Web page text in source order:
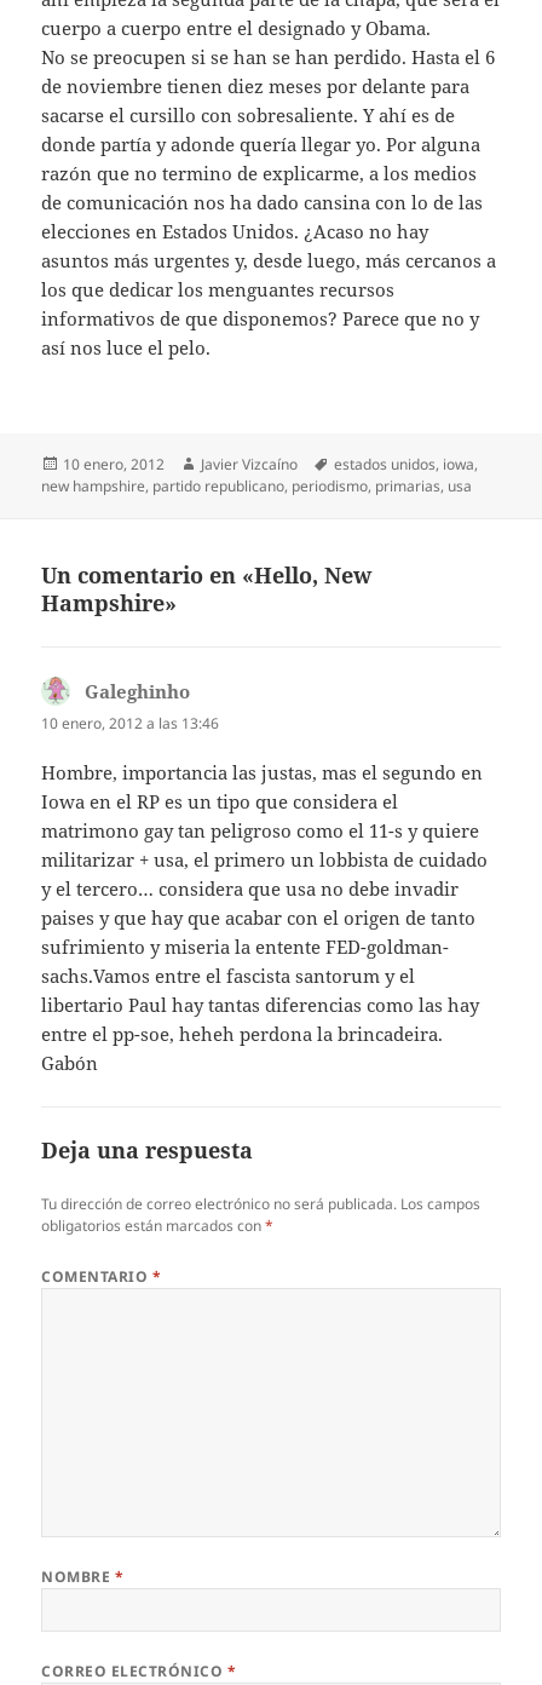
cuerpo a cuerpo entre el designado y Obama.
No se preocupen si se han se han perdido. Hasta el 6
de noviembre tienen diez meses por delante para
sacarse el cursillo con sobresaliente. Y ahí es de
donde partía y adonde quería llegar yo. Por alguna
razón que no termino de explicarme, a los medios
de comunicación nos ha dado cansina con lo de las
elecciones en Estados Unidos. ¿Acaso no hay
asuntos más urgentes y, desde luego, más cercanos a
los que dedicar los menguantes recursos
informativos de que disponemos? Parece que no y
así nos luce el pelo.
Publicado
el
10 enero, 2012 Autor
Javier Vizcaíno Etiquetas
estados unidos, iowa,
new hampshire, partido republicano, periodismo, primarias, usa
Un comentario en «Hello, New
Hampshire»
Galeghinho
10 enero, 2012 a las 13:46
Hombre, importancia las justas, mas el segundo en
Iowa en el RP es un tipo que considera el
matrimono gay tan peligroso como el 11-s y quiere
militarizar + usa, el primero un lobbista de cuidado
y el tercero… considera que usa no debe invadir
paises y que hay que acabar con el origen de tanto
sufrimiento y miseria la entente FED-goldman-
sachs.Vamos entre el fascista santorum y el
libertario Paul hay tantas diferencias como las hay
entre el pp-soe, heheh perdona la brincadeira.
Gabón
Deja una respuesta
Tu dirección de correo electrónico no será publicada. Los campos
obligatorios están marcados con*
COMENTARIO *
NOMBRE *
CORREO ELECTRÓNICO *